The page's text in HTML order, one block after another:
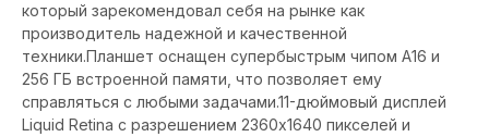
который зарекомендовал себя на рынке как
производитель надежной и качественной
техники.Планшет оснащен супербыстрым чипом A16 и
256 ГБ встроенной памяти, что позволяет ему
справляться с любыми задачами.11-дюймовый дисплей
Liquid Retina с разрешением 2360x1640 пикселей и